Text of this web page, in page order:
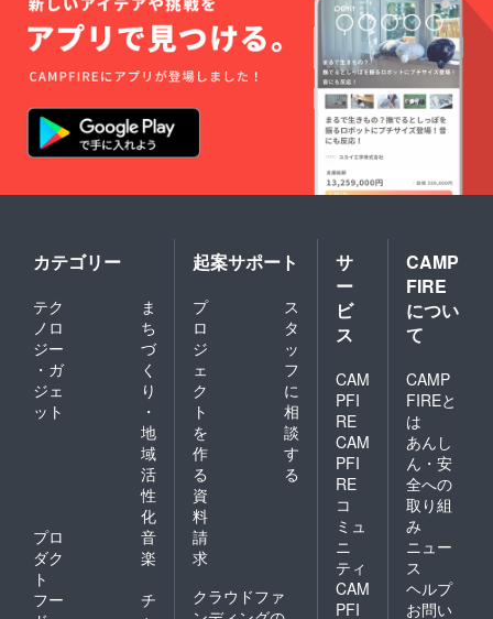
カテゴリー
テク
ノロ
ジー
・ガ
ジェ
ット
ま
ち
づ
く
り
・
地
域
活
性
化
プロ
ダク
ト
音
楽
フー
チ
起案サポート
プ
ロ
ジ
ェ
ク
ト
を
作
る
ス
タ
ッ
フ
に
相
談
す
る
資
料
請
求
クラウドファ
サ
ー
ビ
ス
CAM
PFI
RE
CAM
PFI
RE
コ
ミュ
ニ
ティ
CAM
PFI
CAMP
FIRE
につい
て
CAMP
FIREと
は
あんし
ん・安
全への
取り組
み
ニュー
ス
ヘルプ
お問い